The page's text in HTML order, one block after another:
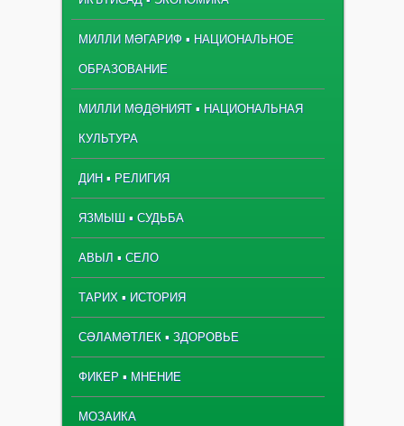
МИЛЛИ МӘГАРИФ ▪ НАЦИОНАЛЬНОЕ
ОБРАЗОВАНИЕ
МИЛЛИ МӘДӘНИЯТ ▪ НАЦИОНАЛЬНАЯ
КУЛЬТУРА
ДИН ▪ РЕЛИГИЯ
ЯЗМЫШ ▪ СУДЬБА
АВЫЛ ▪ СЕЛО
ТАРИХ ▪ ИСТОРИЯ
СӘЛАМӘТЛЕК ▪ ЗДОРОВЬЕ
ФИКЕР ▪ МНЕНИЕ
МОЗАИКА